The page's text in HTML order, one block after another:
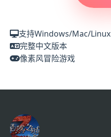
支持Windows/Mac/Linux
完整中文版本
像素风冒险游戏